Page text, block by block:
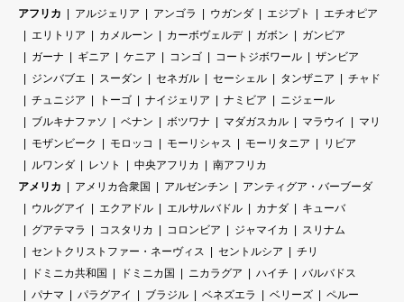
アフリカ
アルジェリア アンゴラ ウガンダ エジプト
エチオピア
エリトリア
カメルーン カーボヴェルデ ガボン
ガンビア
ガーナ
ギニア ケニア コンゴ コートジボワール
ザンビア
ジンバブエ
スーダン セネガル セーシェル タンザニア
チャド
チュニジア
トーゴ ナイジェリア ナミビア
ニジェール
ブルキナファソ
ベナン ボツワナ マダガスカル マラウイ
マリ
モザンビーク
モロッコ モーリシャス モーリタニア
リビア
ルワンダ
レソト 中央アフリカ
南アフリカ
アメリカ
アメリカ合衆国 アルゼンチン
アンティグア・バーブーダ
ウルグアイ
エクアドル エルサルバドル カナダ
キューバ
グアテマラ
コスタリカ コロンビア ジャマイカ
スリナム
セントクリストファー・ネーヴィス
セントルシア
チリ
ドミニカ共和国
ドミニカ国 ニカラグア ハイチ
バルバドス
パナマ
パラグアイ ブラジル ベネズエラ ベリーズ
ペルー